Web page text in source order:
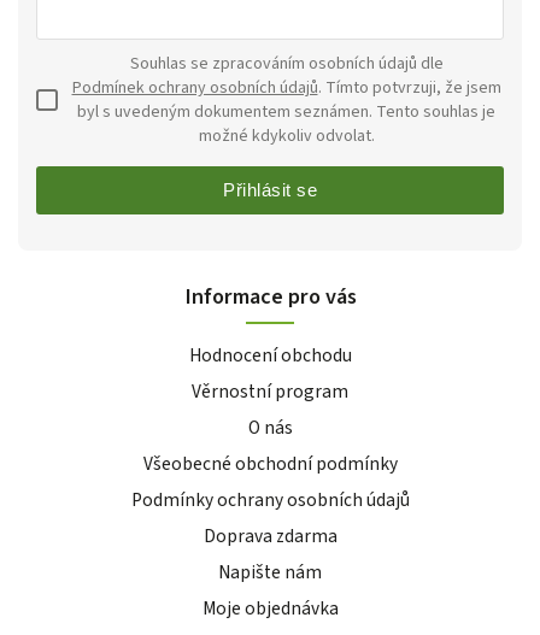
Podmínek ochrany osobních údajů. Tímto potvrzuji, že jsem
byl s uvedeným dokumentem seznámen. Tento souhlas je
možné kdykoliv odvolat.
Přihlásit se
Informace pro vás
Hodnocení obchodu
Věrnostní program
O nás
Všeobecné obchodní podmínky
Podmínky ochrany osobních údajů
Doprava zdarma
Napište nám
Moje objednávka